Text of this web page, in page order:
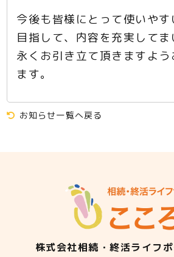
今後も皆様にとって使いやす
目指して、内容を充実して
永くお引き立て頂きますよ
ます。
お知らせ一覧へ戻る
株式会社相続・終活ライフ